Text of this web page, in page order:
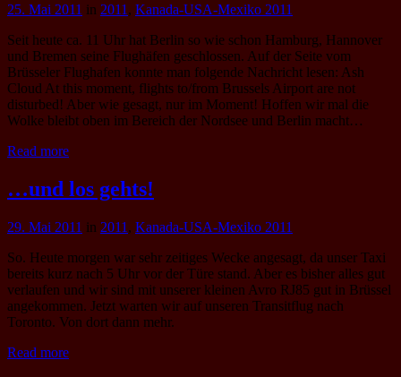
25. Mai 2011 in 2011 , Kanada-USA-Mexiko 2011
Seit heute ca. 11 Uhr hat Berlin so wie schon Hamburg, Hannover
und Bremen seine Flughäfen geschlossen. Auf der Seite vom
Brüsseler Flughafen konnte man folgende Nachricht lesen: Ash
Cloud At this moment, flights to/from Brussels Airport are not
disturbed! Aber wie gesagt, nur im Moment! Hoffen wir mal die
Wolke bleibt oben im Bereich der Nordsee und Berlin macht…
Read more
…und los gehts!
29. Mai 2011 in 2011 , Kanada-USA-Mexiko 2011
So. Heute morgen war sehr zeitiges Wecke angesagt, da unser Taxi
bereits kurz nach 5 Uhr vor der Türe stand. Aber es bisher alles gut
verlaufen und wir sind mit unserer kleinen Avro RJ85 gut in Brüssel
angekommen. Jetzt warten wir auf unseren Transitflug nach
Toronto. Von dort dann mehr.
Read more